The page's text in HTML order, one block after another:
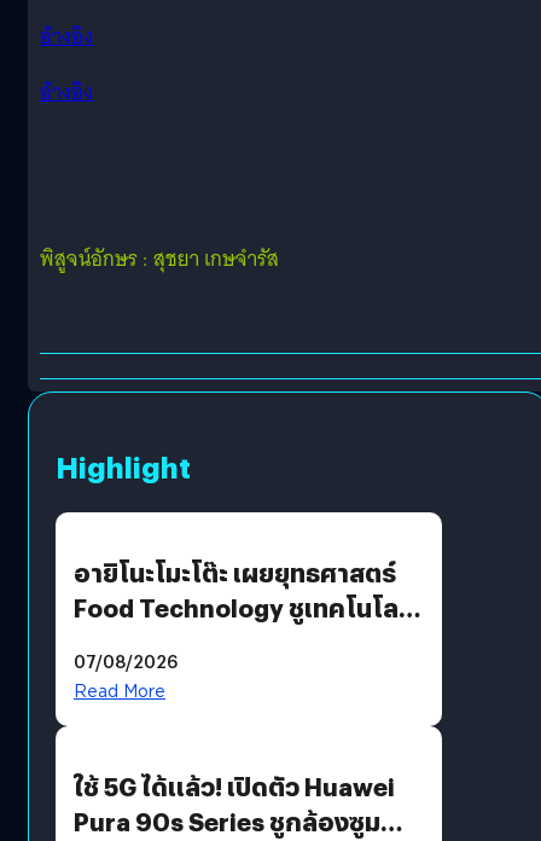
อ้างอิง
อ้างอิง
พิสูจน์อักษร : สุชยา เกษจำรัส
Highlight
อายิโนะโมะโต๊ะ เผยยุทธศาสตร์
Food Technology ชูเทคโนโลยี
บริโภคและ B2B
07/08/2026
Read More
ใช้ 5G ได้แล้ว! เปิดตัว Huawei
Pura 90s Series ชูกล้องซูม